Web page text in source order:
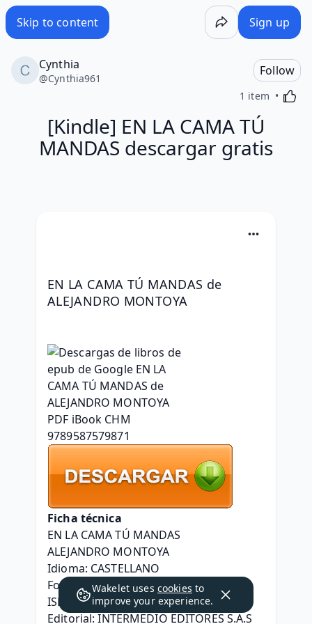
Skip to content Sign up
Cynthia
@Cynthia961
Follow
1 item
[Kindle] EN LA CAMA TÚ
MANDAS descargar gratis
EN LA CAMA TÚ MANDAS de
ALEJANDRO MONTOYA
Ficha técnica
EN LA CAMA TÚ MANDAS
ALEJANDRO MONTOYA
Idioma: CASTELLANO
Formatos: Pdf, ePub, MOBI, FB2
ISBN: 9789587579871>
Editorial: INTERMEDIO EDITORES S.A.S
Wakelet uses cookies to
improve your experience.